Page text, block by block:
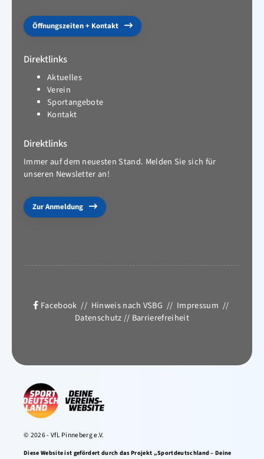
Öffnungszeiten + Kontakt
Direktlinks
Aktuelles
Verein
Sportangebote
Kontakt
Direktlinks
Immer auf dem neuesten Stand. Melden Sie sich für
unseren Newsletter an!
Zur Anmeldung
Facebook // Hinweis nach VSBG // Impressum //
Datenschutz// Barrierefreiheit
© 2026 - VfL Pinneberg e.V.
Diese Website ist gefördert durch das Projekt „Sportdeutschland – Deine